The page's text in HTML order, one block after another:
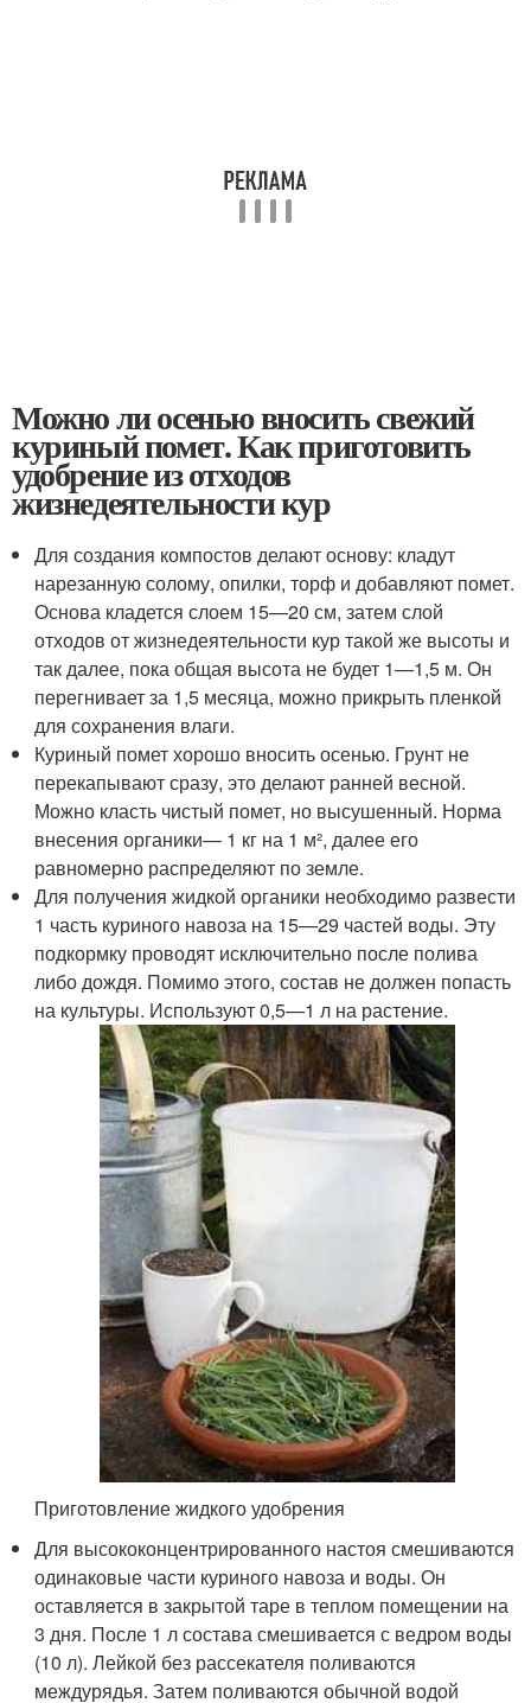
Можно ли осенью вносить свежий
куриный помет. Как приготовить
удобрение из отходов
жизнедеятельности кур
Для создания компостов делают основу: кладут
нарезанную солому, опилки, торф и добавляют помет.
Основа кладется слоем 15—20 см, затем слой
отходов от жизнедеятельности кур такой же высоты и
так далее, пока общая высота не будет 1—1,5 м. Он
перегнивает за 1,5 месяца, можно прикрыть пленкой
для сохранения влаги.
Куриный помет хорошо вносить осенью. Грунт не
перекапывают сразу, это делают ранней весной.
Можно класть чистый помет, но высушенный. Норма
внесения органики— 1 кг на 1 м², далее его
равномерно распределяют по земле.
Для получения жидкой органики необходимо развести
1 часть куриного навоза на 15—29 частей воды. Эту
подкормку проводят исключительно после полива
либо дождя. Помимо этого, состав не должен попасть
на культуры. Используют 0,5—1 л на растение.
Приготовление жидкого удобрения
Для высококонцентрированного настоя смешиваются
одинаковые части куриного навоза и воды. Он
оставляется в закрытой таре в теплом помещении на
3 дня. После 1 л состава смешивается с ведром воды
(10 л). Лейкой без рассекателя поливаются
междурядья. Затем поливаются обычной водой